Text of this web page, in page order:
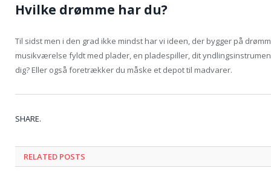
Hvilke drømme har du?
Til sidst men i den grad ikke mindst har vi ideen, der bygger på
musikværelse fyldt med plader, en pladespiller, dit
dig? Eller også foretrækker du måske et depot til madvarer.
SHARE.
RELATED POSTS